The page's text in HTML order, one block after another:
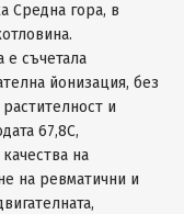
Средна гора, в
е съчетала
йонизация, без
и
67,8С,
на
на ревматични и